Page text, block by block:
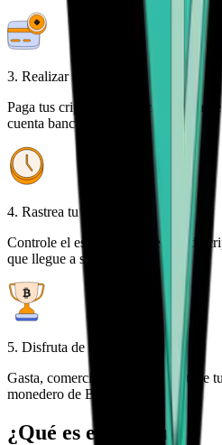
3. Realizar el pago
Paga tus criptomonedas con tarjeta
cuenta bancaria
4. Rastrea tu pedido
Controle el estado de su pedido de
que llegue a su billetera
5. Disfruta de tu libertad
Gasta, comercia, gestiona y protege
monedero de Bitcoin.com
¿Qué es el Bitcoin?